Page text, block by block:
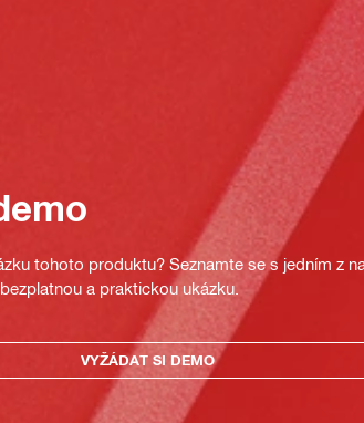
tohoto produktu? Seznamte se s jedním z
a praktickou ukázku.
VYŽÁDAT SI DEMO